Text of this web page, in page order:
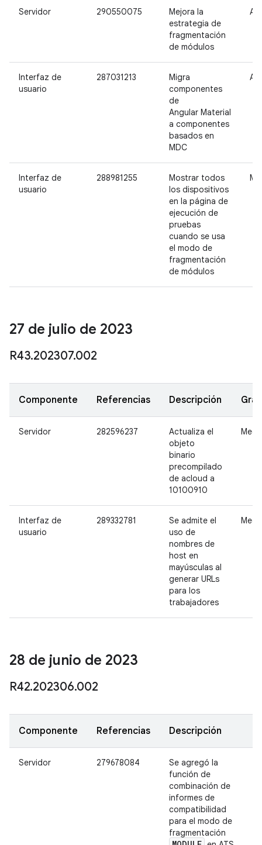
Servidor 290550075
Mejora la
estrategia de
fragmentación
de módulos
Interfaz de
usuario
287031213
Migra
componentes
de
Angular Material
a componentes
basados en
MDC
Interfaz de
usuario
288981255
Mostrar todos
los dispositivos
en la página de
ejecución de
pruebas
cuando se usa
el modo de
fragmentación
de módulos
27 de julio de 2023
R43.202307.002
Componente Referencias Descripción
Servidor 282596237
Actualiza el
objeto
binario
precompilado
de acloud a
10100910
Interfaz de
usuario
289332781
Se admite el
uso de
nombres de
host en
mayúsculas al
generar URLs
para los
trabajadores
28 de junio de 2023
R42.202306.002
Componente Referencias Descripción
Servidor 279678084
Se agregó la
función de
combinación de
informes de
compatibilidad
para el modo de
fragmentación